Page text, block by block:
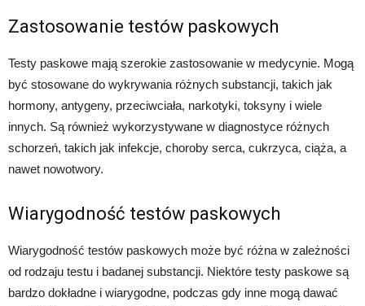
Zastosowanie testów paskowych
Testy paskowe mają szerokie zastosowanie w medycynie. Mogą
być stosowane do wykrywania różnych substancji, takich jak
hormony, antygeny, przeciwciała, narkotyki, toksyny i wiele
innych. Są również wykorzystywane w diagnostyce różnych
schorzeń, takich jak infekcje, choroby serca, cukrzyca, ciąża, a
nawet nowotwory.
Wiarygodność testów paskowych
Wiarygodność testów paskowych może być różna w zależności
od rodzaju testu i badanej substancji. Niektóre testy paskowe są
bardzo dokładne i wiarygodne, podczas gdy inne mogą dawać